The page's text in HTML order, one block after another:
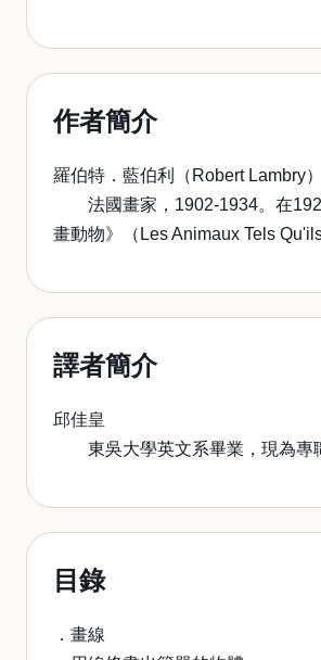
作者簡介
羅伯特．藍伯利（Robert Lambry）
法國畫家，1902-1934。在1920
畫動物》（Les Animaux Tels Qu'ils
譯者簡介
邱佳皇
東吳大學英文系畢業，現為專職
目錄
．畫線